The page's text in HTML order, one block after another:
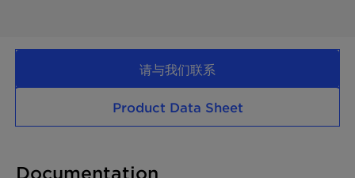
请与我们联系
Product Data Sheet
Documentation